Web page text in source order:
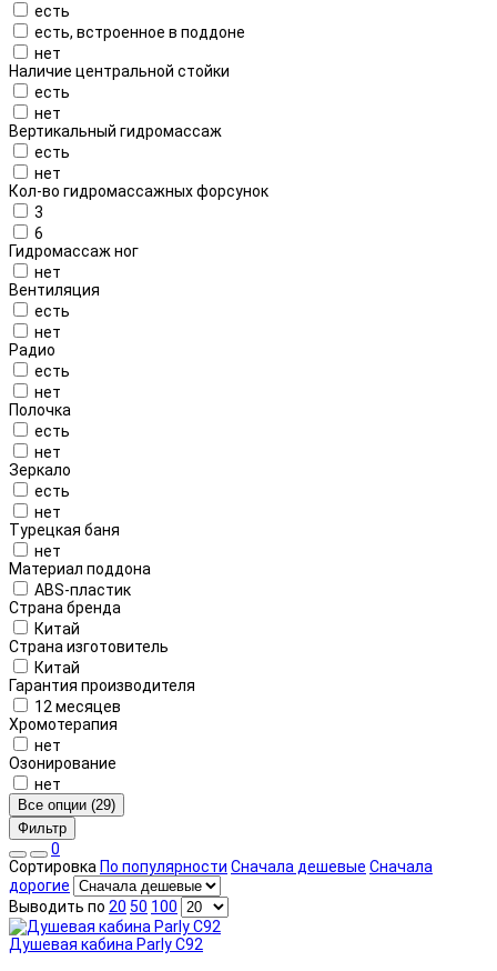
есть
есть, встроенное в поддоне
нет
Наличие центральной стойки
есть
нет
Вертикальный гидромассаж
есть
нет
Кол-во гидромассажных форсунок
3
6
Гидромассаж ног
нет
Вентиляция
есть
нет
Радио
есть
нет
Полочка
есть
нет
Зеркало
есть
нет
Турецкая баня
нет
Материал поддона
ABS-пластик
Страна бренда
Китай
Страна изготовитель
Китай
Гарантия производителя
12 месяцев
Хромотерапия
нет
Озонирование
нет
Все опции (29)
Фильтр
0
Сортировка По популярности Сначала дешевые Сначала
дорогие
Выводить по 20 50 100
Душевая кабина Parly C92